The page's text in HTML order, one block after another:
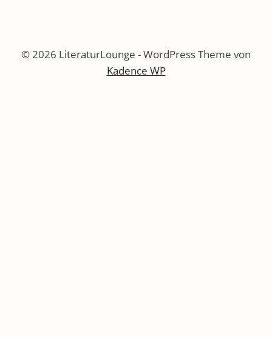
© 2026 LiteraturLounge - WordPress Theme von
Kadence WP